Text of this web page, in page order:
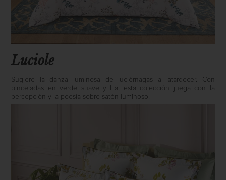
Luciole
Sugiere la danza luminosa de luciérnagas al atardecer. Con
pinceladas en verde suave y lila, esta colección juega con la
percepción y la poesía sobre satén luminoso.